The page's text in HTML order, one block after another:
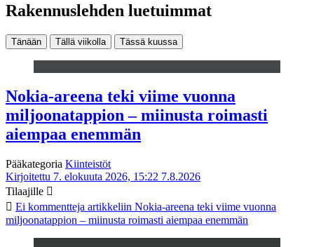
Rakennuslehden luetuimmat
Tänään Tällä viikolla Tässä kuussa
Nokia-areena teki viime vuonna
miljoonatappion – miinusta roimasti
aiempaa enemmän
Pääkategoria Kiinteistöt
Kirjoitettu 7. elokuuta 2026, 15:22 7.8.2026
Tilaajille
Ei kommentteja artikkeliin Nokia-areena teki viime vuonna
miljoonatappion – miinusta roimasti aiempaa enemmän